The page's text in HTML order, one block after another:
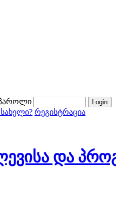
რეგისტრაცია
და